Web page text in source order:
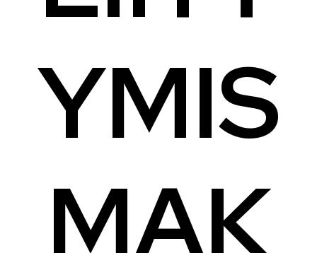
MATKAMUISTOT
VUOKRATTAVAT TILAT JA LAITTEET
LIITTYMISMAKSUT
YMIS
MAK